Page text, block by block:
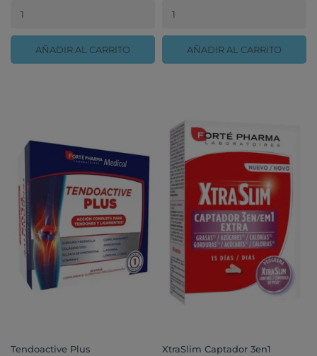
AÑADIR AL CARRITO AÑADIR AL CARRITO
Tendoactive Plus XtraSlim Captador 3en1